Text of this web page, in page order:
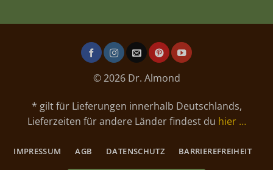
© 2026 Dr. Almond
* gilt für Lieferungen innerhalb Deutschlands,
Lieferzeiten für andere Länder findest du hier …
IMPRESSUM AGB DATENSCHUTZ BARRIEREFREIHEIT